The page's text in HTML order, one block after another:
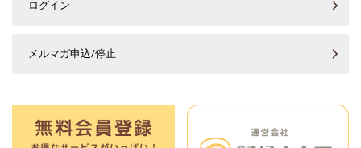
ログイン
メルマガ申込/停止